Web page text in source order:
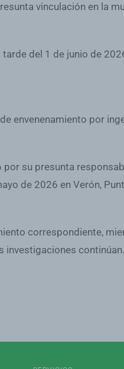
vinculación en la
del 1 de junio de
envenenamiento por
su presunta
de 2026 en Verón,
correspondiente,
investigaciones continúan.